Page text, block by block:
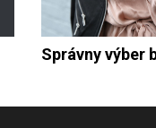
Správny výber